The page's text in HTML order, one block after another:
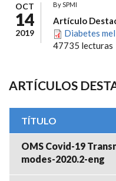
OCT
14
2019
BySPMI
Artículo
Diabetes
47735 lecturas
ARTÍCULOS
TÍTULO
OMS Covid-19
modes-2020.2-eng